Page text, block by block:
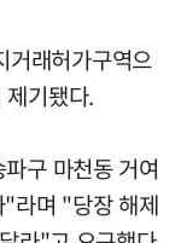
거래허가구역으
기됐다.
구 마천동 거여
"라며 "당장 해제